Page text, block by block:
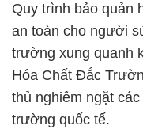
Quy trình bảo quản
an toàn cho người
trường xung quanh
Hóa Chất Đắc
thủ nghiêm ngặt
trường quốc tế.